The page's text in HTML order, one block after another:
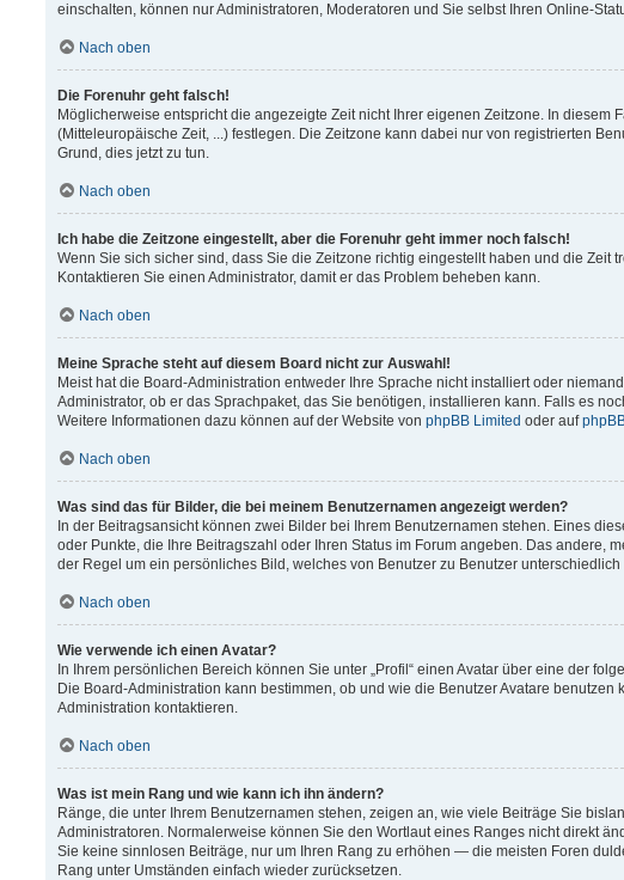
einschalten, können nur Administratoren, Moderatoren und Sie selbst Ihren Online-
Nach oben
Die Forenuhr geht falsch!
Möglicherweise entspricht die angezeigte Zeit nicht Ihrer eigenen Zeitzone. In diesem
(Mitteleuropäische Zeit, ...) festlegen. Die Zeitzone kann dabei nur von registrierten
Grund, dies jetzt zu tun.
Nach oben
Ich habe die Zeitzone eingestellt, aber die Forenuhr geht immer noch falsch!
Wenn Sie sich sicher sind, dass Sie die Zeitzone richtig eingestellt haben und die Zeit
Kontaktieren Sie einen Administrator, damit er das Problem beheben kann.
Nach oben
Meine Sprache steht auf diesem Board nicht zur Auswahl!
Meist hat die Board-Administration entweder Ihre Sprache nicht installiert oder
Administrator, ob er das Sprachpaket, das Sie benötigen, installieren kann. Falls es
Weitere Informationen dazu können auf der Website von phpBB Limited oder auf
Nach oben
Was sind das für Bilder, die bei meinem Benutzernamen angezeigt werden?
In der Beitragsansicht können zwei Bilder bei Ihrem Benutzernamen stehen. Eines
oder Punkte, die Ihre Beitragszahl oder Ihren Status im Forum angeben. Das andere,
der Regel um ein persönliches Bild, welches von Benutzer zu Benutzer unterschiedlich
Nach oben
Wie verwende ich einen Avatar?
In Ihrem persönlichen Bereich können Sie unter „Profil“ einen Avatar über eine der
Die Board-Administration kann bestimmen, ob und wie die Benutzer Avatare
Administration kontaktieren.
Nach oben
Was ist mein Rang und wie kann ich ihn ändern?
Ränge, die unter Ihrem Benutzernamen stehen, zeigen an, wie viele Beiträge Sie
Administratoren. Normalerweise können Sie den Wortlaut eines Ranges nicht direkt
Sie keine sinnlosen Beiträge, nur um Ihren Rang zu erhöhen — die meisten Foren
Rang unter Umständen einfach wieder zurücksetzen.